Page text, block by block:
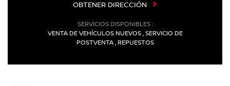
OBTENER DIRECCIÓN
SERVICIOS DISPONIBLES :
VENTA DE VEHÍCULOS NUEVOS , SERVICIO DE
POSTVENTA , REPUESTOS